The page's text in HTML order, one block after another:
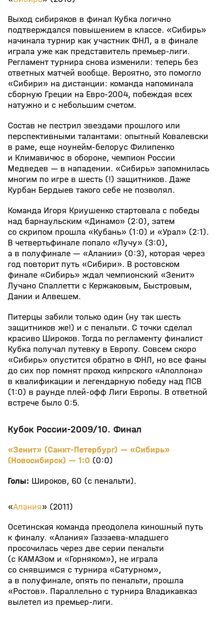
Выход сибиряков в финал Кубка логично
подтверждался повышением в классе. «Сибирь»
начинала турнир как участник ФНЛ, а в финале
играла уже как представитель премьер-лиги.
Регламент турнира снова изменили: теперь без
ответных матчей вообще. Вероятно, это помогло
«Сибири» на дистанции: команда напоминала
сборную Греции на Евро-2004, побеждая всех
натужно и с небольшим счетом.
Состав не пестрил звездами прошлого или
перспективными талантами: опытный Ковалевски
в раме, еще ноунейм-белорус Филипенко
и Климавичюс в обороне, чемпион России
Медведев — в нападении. «Сибирь» запомнилась
многим по игре в шесть (!) защитников. Даже
Курбан Бердыев такого себе не позволял.
Команда Игоря Криушенко стартовала с победы
над барнаульским «Динамо» (2:0), затем
со скрипом прошла «Кубань» (1:0) и «Урал» (2:1).
В четвертьфинале попало «Лучу» (3:0),
а в полуфинале — «Алании» (0:3), которая через
год повторит путь «Сибири». В ростовском
финале «Сибирь» ждал чемпионский «Зенит»
Лучано Спаллетти с Кержаковым, Быстровым,
Дании и Алвешем.
Питерцы забили только один (ну так шесть
защитников же!) и с пенальти. С точки сделал
красиво Широков. Тогда по регламенту финалист
Кубка получал путевку в Европу. Совсем скоро
«Сибирь» опустится обратно в ФНЛ, но все фаны
до сих пор помнят проход кипрского «Аполлона»
в квалификации и легендарную победу над ПСВ
(1:0) в раунде плей-офф Лиги Европы. В ответной
встрече было 0:5.
Кубок России-2009/10. Финал
«Зенит» (Санкт-Петербург) — «Сибирь»
(Новосибирск) — 1:0 (0:0)
Голы: Широков, 60 (с пенальти).
«Алания» (2011)
Осетинская команда преодолела киношный путь
к финалу. «Алания» Газзаева-младшего
просочилась через две серии пенальти
(с КАМАЗом и «Горняком»), не играла
со снявшимся с турнира «Сатурном»,
а в полуфинале, опять по пенальти, прошла
«Ростов». Параллельно с турнира Владикавказ
вылетел из премьер-лиги.